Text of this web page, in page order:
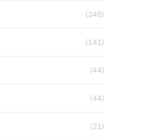
(248)
(141)
(44)
(44)
(21)